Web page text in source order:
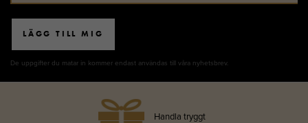
LÄGG TILL MIG
De uppgifter du matar in kommer endast användas till våra nyhetsbrev.
Handla tryggt